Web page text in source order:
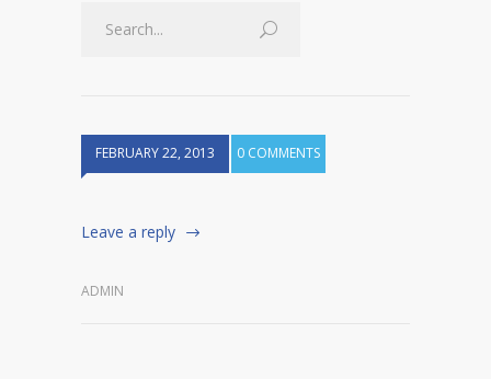
FEBRUARY 22, 2013 0 COMMENTS
Leave a reply
ADMIN